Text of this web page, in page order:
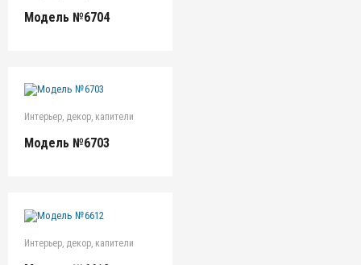
Модель №6704
Интерьер, декор, капители
Модель №6703
Интерьер, декор, капители